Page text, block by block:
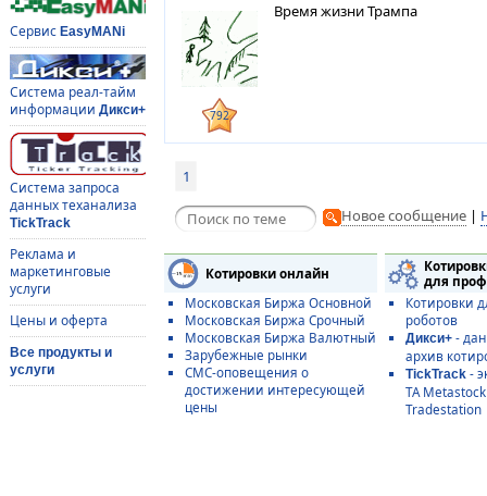
Сервис EasyMANi
Система реал-тайм
информации Дикси+
Система запроса
данных теханализа
TickTrack
Реклама и
маркетинговые
услуги
Цены и оферта
Все продукты и
услуги
792
Время жизни Трампа
1
Новое сообщение|
Котировки онлайн
для
Московская Биржа Основной
Московская Биржа Срочный
Московская Биржа Валютный
Зарубежные рынки
СМС-оповещения о
достижении интересующей
цены
Котировки
роботов
Дикси+-
архив
TickTrack-
ТА
Tradestation